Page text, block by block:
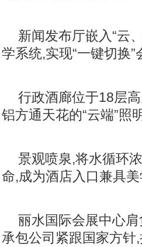
新闻发布厅嵌入“云
学系统,实现“一键切换”
行政酒廊位于18层
铝方通天花的“云端”照
景观喷泉,将水循环
命,成为酒店入口兼具
丽水国际会展中心
承包公司紧跟国家方